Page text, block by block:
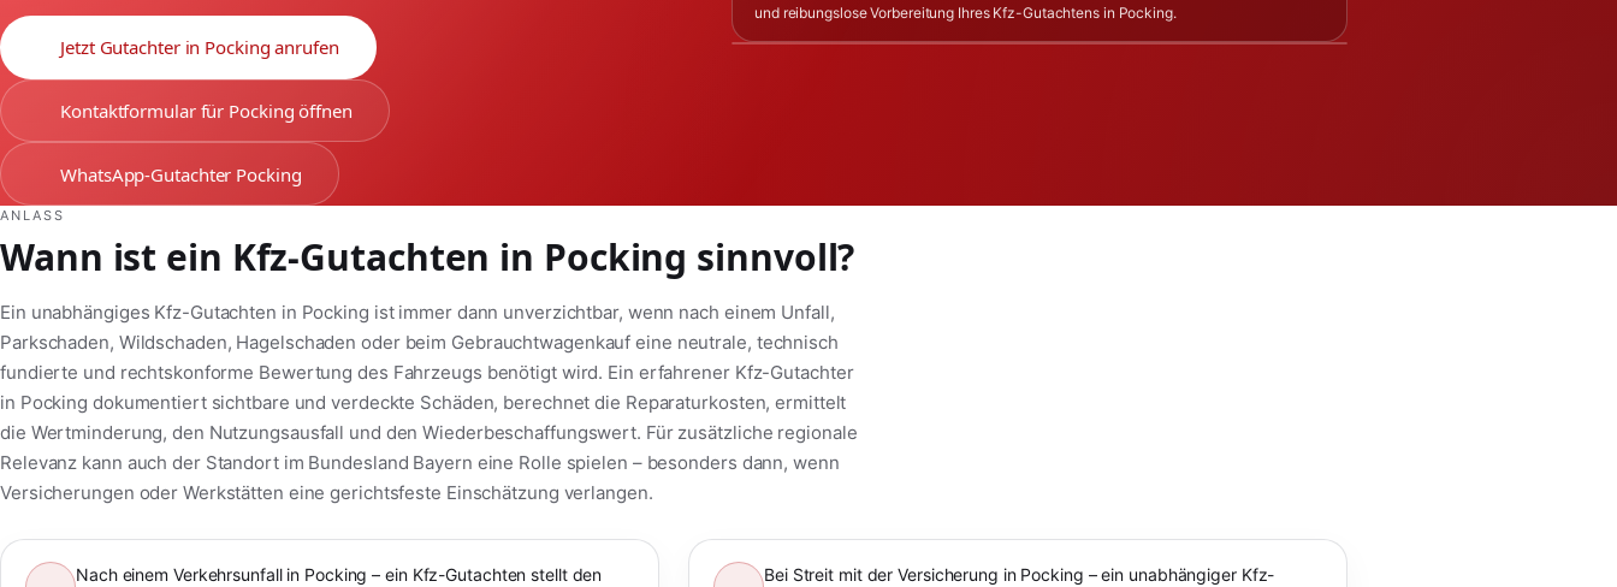
Jetzt Gutachter in Pocking anrufen
Kontaktformular für Pocking öffnen
WhatsApp-Gutachter Pocking
und reibungslose Vorbereitung Ihres Kfz-Gutachtens in Pocking.
ANLASS
Wann ist ein Kfz-Gutachten in Pocking sinnvoll?
Ein unabhängiges Kfz-Gutachten in Pocking ist immer dann unverzichtbar, wenn nach einem Unfall,
Parkschaden, Wildschaden, Hagelschaden oder beim Gebrauchtwagenkauf eine neutrale, technisch
fundierte und rechtskonforme Bewertung des Fahrzeugs benötigt wird. Ein erfahrener Kfz-Gutachter
in Pocking dokumentiert sichtbare und verdeckte Schäden, berechnet die Reparaturkosten, ermittelt
die Wertminderung, den Nutzungsausfall und den Wiederbeschaffungswert. Für zusätzliche regionale
Relevanz kann auch der Standort im Bundesland Bayern eine Rolle spielen – besonders dann, wenn
Versicherungen oder Werkstätten eine gerichtsfeste Einschätzung verlangen.
Nach einem Verkehrsunfall in Pocking – ein Kfz-Gutachten stellt den
Bei Streit mit der Versicherung in Pocking – ein unabhängiger Kfz-